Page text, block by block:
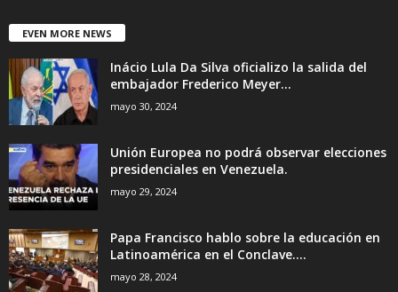
EVEN MORE NEWS
Inácio Lula Da Silva oficializo la salida del
embajador Frederico Meyer...
mayo 30, 2024
Unión Europea no podrá observar elecciones
presidenciales en Venezuela.
mayo 29, 2024
Papa Francisco hablo sobre la educación en
Latinoamérica en el Conclave....
mayo 28, 2024